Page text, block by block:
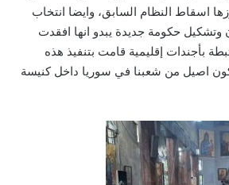
اسقاط النظام السابق، وايضا انتخاب
حكومة جديدة يبدو انها افقدت
بأجندات إقليمية قامت بتنفيذ هذه
اصيل من شعبنا في سوريا داخل كنيسة